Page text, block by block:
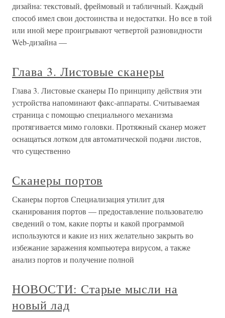
дизайна: текстовый, фреймовый и табличный. Каждый
способ имел свои достоинства и недостатки. Но все в той
или иной мере проигрывают четвертой разновидности
Web-дизайна —
Глава 3. Листовые сканеры
Глава 3. Листовые сканеры По принципу действия эти
устройства напоминают факс-аппараты. Считываемая
страница с помощью специального механизма
протягивается мимо головки. Протяжный сканер может
оснащаться лотком для автоматической подачи листов,
что существенно
Сканеры портов
Сканеры портов Специализация утилит для
сканирования портов — предоставление пользователю
сведений о том, какие порты и какой программой
используются и какие из них желательно закрыть во
избежание заражения компьютера вирусом, а также
анализ портов и получение полной
НОВОСТИ: Старые мысли на
новый лад